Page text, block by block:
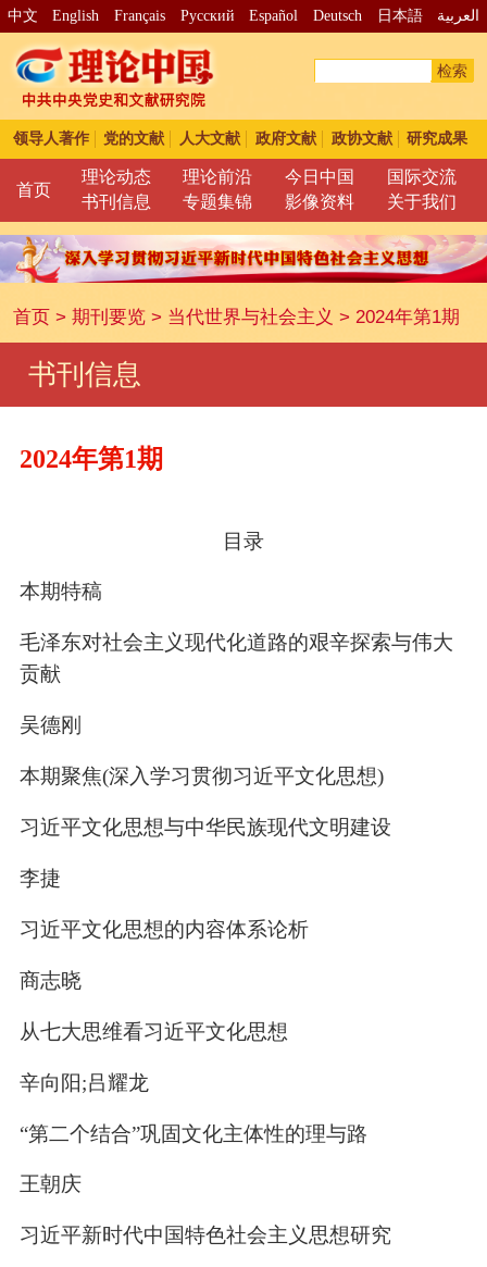
中文 English Français Pусский Español Deutsch 日本語 العربية
检索
领导人著作 党的文献 人大文献 政府文献 政协文献 研究成果
首页
理论动态 理论前沿 今日中国
国际交流
书刊信息
专题集锦 影像资料 关于我们
首页> 期刊要览> 当代世界与社会主义 > 2024年第1期
书刊信息
2024年第1期
目录
本期特稿
毛泽东对社会主义现代化道路的艰辛探索与伟大
贡献
吴德刚
本期聚焦(深入学习贯彻习近平文化思想)
习近平文化思想与中华民族现代文明建设
李捷
习近平文化思想的内容体系论析
商志晓
从七大思维看习近平文化思想
辛向阳;吕耀龙
“第二个结合”巩固文化主体性的理与路
王朝庆
习近平新时代中国特色社会主义思想研究